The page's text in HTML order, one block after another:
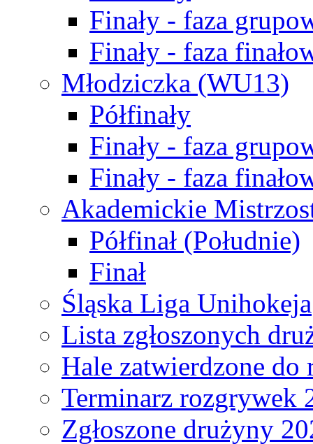
Finały - faza
Finały - faza
Młodziczka (WU13)
Półfinały
Finały - faza
Finały - faza
Akademickie
Półfinał (Południe)
Finał
Śląska Liga Unihokeja
Lista zgłoszonych
Hale zatwierdzone do
Terminarz rozgrywek
Zgłoszone drużyny